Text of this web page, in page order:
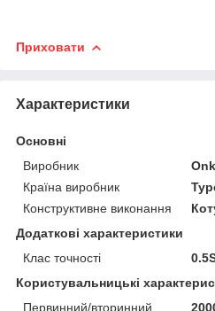
Приховати
Характеристики
Основні
Виробник
Країна виробник
Конструктивне виконання
Додаткові характеристики
Клас точності
Користувальницькі
Первинний/вторинний